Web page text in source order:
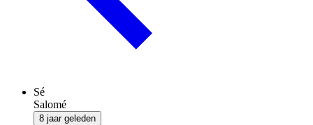
Sé
Salomé
8 jaar geleden